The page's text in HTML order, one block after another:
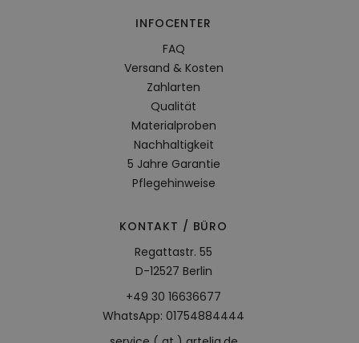
INFOCENTER
FAQ
Versand & Kosten
Zahlarten
Qualität
Materialproben
Nachhaltigkeit
5 Jahre Garantie
Pflegehinweise
KONTAKT / BÜRO
Regattastr. 55
D-12527 Berlin
+49 30 16636677
WhatsApp: 01754884444